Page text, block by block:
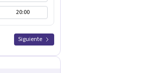
20:00
Siguiente